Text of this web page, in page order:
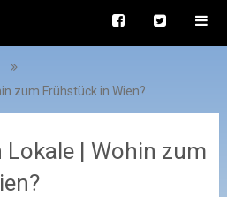
zum Frühstück in Wien?
Lokale | Wohin zum